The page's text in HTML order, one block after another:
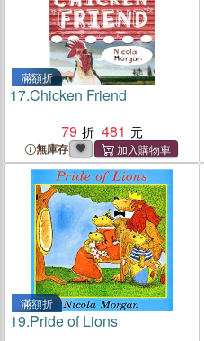
滿額折
17.Chicken Friend
79
481
無庫存
滿額折
19.Pride of Lions